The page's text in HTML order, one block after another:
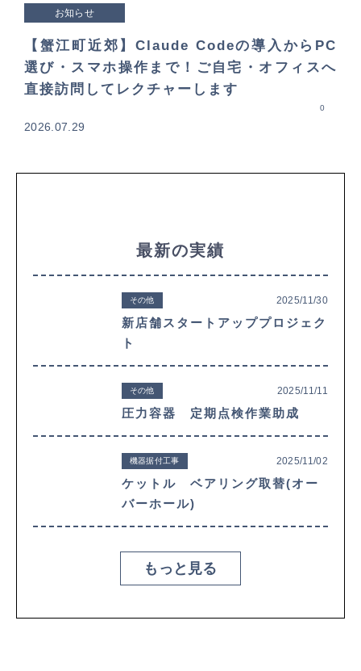
お知らせ
【蟹江町近郊】Claude Codeの導入からPC
選び・スマホ操作まで！ご自宅・オフィスへ
直接訪問してレクチャーします
2026.07.29
0
最新の実績
その他 2025/11/30
新店舗スタートアッププロジェク
ト
その他 2025/11/11
圧力容器 定期点検作業助成
機器据付工事 2025/11/02
ケットル ベアリング取替(オー
バーホール)
もっと見る